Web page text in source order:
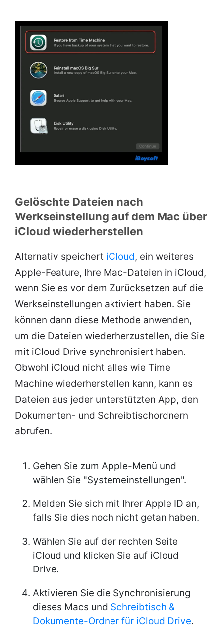
Gelöschte Dateien nach
Werkseinstellung auf dem Mac über
iCloud wiederherstellen
Alternativ speichert iCloud, ein weiteres
Apple-Feature, Ihre Mac-Dateien in iCloud,
wenn Sie es vor dem Zurücksetzen auf die
Werkseinstellungen aktiviert haben. Sie
können dann diese Methode anwenden,
um die Dateien wiederherzustellen, die Sie
mit iCloud Drive synchronisiert haben.
Obwohl iCloud nicht alles wie Time
Machine wiederherstellen kann, kann es
Dateien aus jeder unterstützten App, den
Dokumenten- und Schreibtischordnern
abrufen.
Gehen Sie zum Apple-Menü und
wählen Sie "Systemeinstellungen".
Melden Sie sich mit Ihrer Apple ID an,
falls Sie dies noch nicht getan haben.
Wählen Sie auf der rechten Seite
iCloud und klicken Sie auf iCloud
Drive.
Aktivieren Sie die Synchronisierung
dieses Macs und Schreibtisch &
Dokumente-Ordner für iCloud Drive.